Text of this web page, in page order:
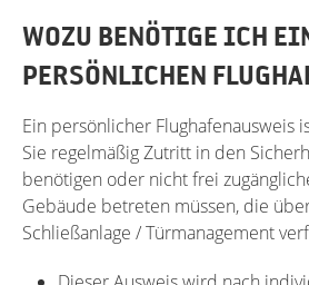
WOZU BENÖTIGE ICH
PERSÖNLICHEN
Ein persönlicher Flughafenausweis
Sie regelmäßig Zutritt in den
benötigen oder nicht frei
Gebäude betreten müssen, die
Schließanlage / Türmanagement